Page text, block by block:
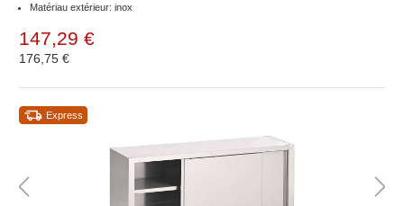
Matériau extérieur: inox
147,29 €
176,75 €
Express